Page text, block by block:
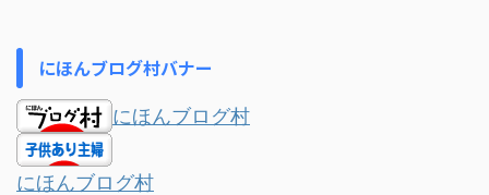
にほんブログ村バナー
にほんブログ村
にほんブログ村